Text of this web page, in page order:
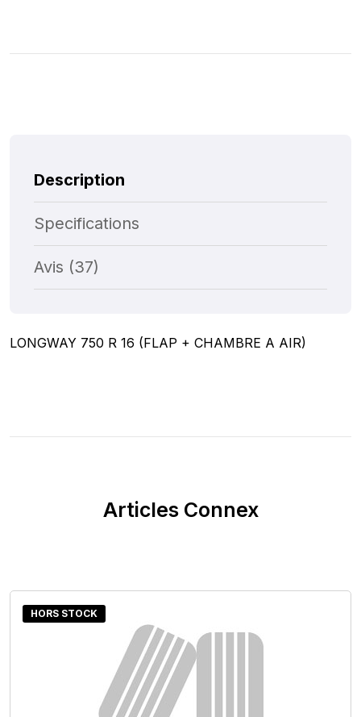
Description
Specifications
Avis (37)
LONGWAY 750 R 16 (FLAP + CHAMBRE A AIR)
Articles Connex
HORS STOCK